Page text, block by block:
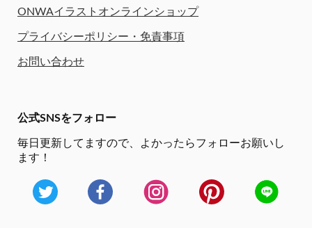
ONWAイラストオンラインショップ
プライバシーポリシー・免責事項
お問い合わせ
公式SNSをフォロー
毎日更新してますので、
よかったらフォローお願いし
ます！